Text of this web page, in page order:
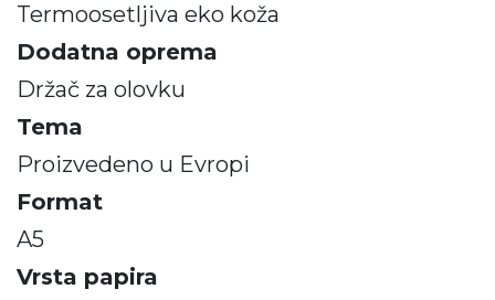
Termoosetljiva eko koža
Dodatna oprema
Držač za olovku
Tema
Proizvedeno u Evropi
Format
A5
Vrsta papira